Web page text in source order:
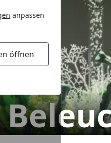
anpassen
öffnen